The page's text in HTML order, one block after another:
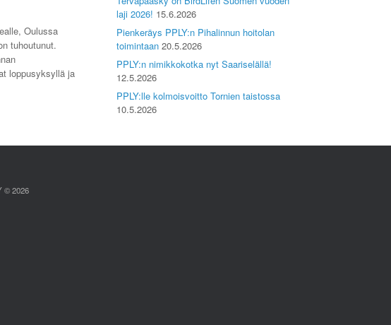
Oulussa
tuhoutunut.
loppusyksyllä ja
laji 2026! 15.6.2026
Pienkeräys PPLY:n Pihalinnun hoitolan
toimintaan 20.5.2026
PPLY:n nimikkokotka nyt Saariselällä!
12.5.2026
PPLY:lle kolmoisvoitto Tornien taistossa
10.5.2026
© 2026